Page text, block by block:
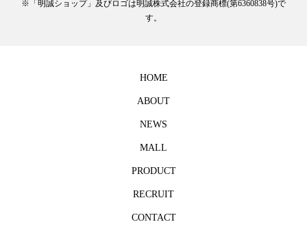
※「明誠ショップ」及びロゴは明誠株式会社の登録商標(第6360838号)で
す。
HOME
ABOUT
NEWS
MALL
PRODUCT
RECRUIT
CONTACT